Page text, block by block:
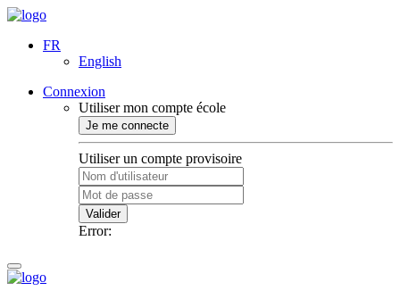
FR
English
Connexion
Utiliser mon compte école
Je me connecte
Utiliser un compte provisoire
Valider
Error: